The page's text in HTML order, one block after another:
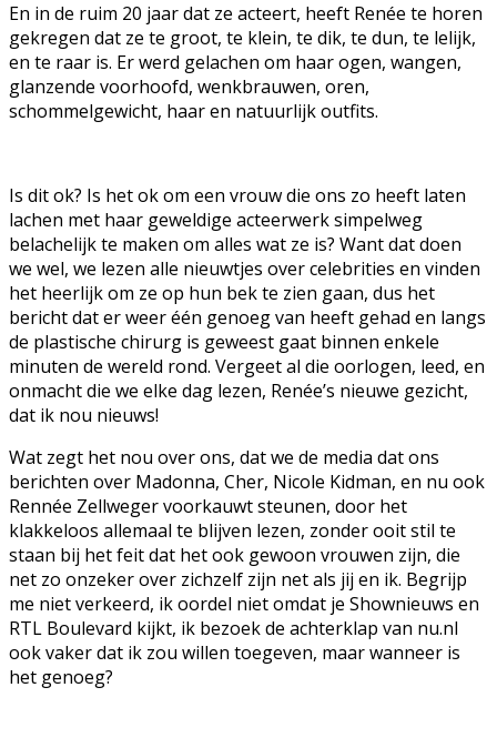
En in de ruim 20 jaar dat ze acteert, heeft Renée te horen
gekregen dat ze te groot, te klein, te dik, te dun, te lelijk,
en te raar is. Er werd gelachen om haar ogen, wangen,
glanzende voorhoofd, wenkbrauwen, oren,
schommelgewicht, haar en natuurlijk outfits.
Is dit ok? Is het ok om een vrouw die ons zo heeft laten
lachen met haar geweldige acteerwerk simpelweg
belachelijk te maken om alles wat ze is? Want dat doen
we wel, we lezen alle nieuwtjes over celebrities en vinden
het heerlijk om ze op hun bek te zien gaan, dus het
bericht dat er weer één genoeg van heeft gehad en langs
de plastische chirurg is geweest gaat binnen enkele
minuten de wereld rond. Vergeet al die oorlogen, leed, en
onmacht die we elke dag lezen, Renée’s nieuwe gezicht,
dat ik nou nieuws!
Wat zegt het nou over ons, dat we de media dat ons
berichten over Madonna, Cher, Nicole Kidman, en nu ook
Rennée Zellweger voorkauwt steunen, door het
klakkeloos allemaal te blijven lezen, zonder ooit stil te
staan bij het feit dat het ook gewoon vrouwen zijn, die
net zo onzeker over zichzelf zijn net als jij en ik. Begrijp
me niet verkeerd, ik oordel niet omdat je Shownieuws en
RTL Boulevard kijkt, ik bezoek de achterklap van nu.nl
ook vaker dat ik zou willen toegeven, maar wanneer is
het genoeg?